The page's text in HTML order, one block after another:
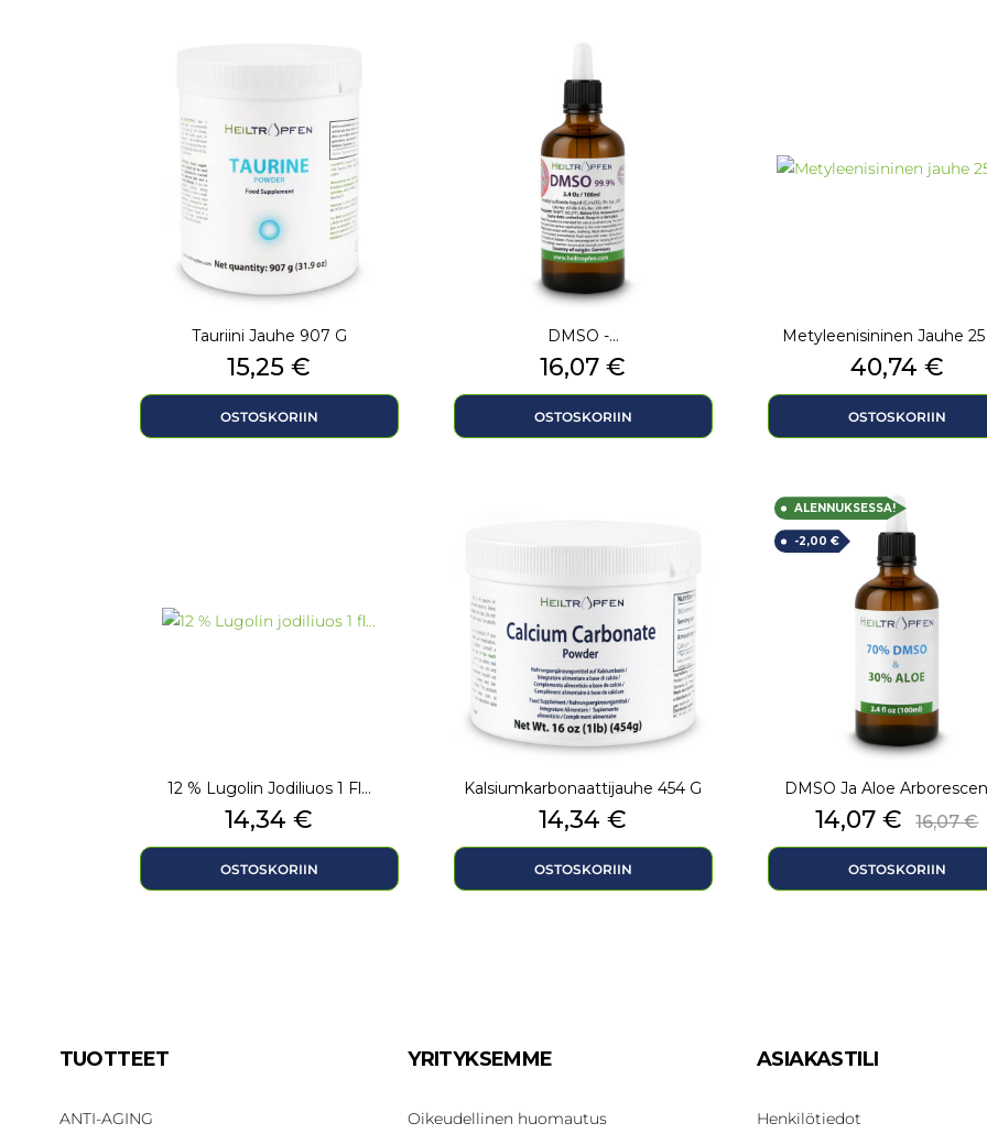
Tauriini Jauhe 907 G
Hinta
15,25 €
OSTOSKORIIN
DMSO -...
Hinta
16,07 €
OSTOSKORIIN
Metyleenisininen Jauhe 25
Hinta
40,74 €
OSTOSKORIIN
12 % Lugolin Jodiliuos 1 Fl...
Hinta
14,34 €
OSTOSKORIIN
Kalsiumkarbonaattijauhe 454 G
Hinta
14,34 €
OSTOSKORIIN
DMSO Ja Aloe
Hinta
14,07 € 16,07 €
OSTOSKORIIN
ALENNUKSESSA!
-2,00 €
TUOTTEET
ANTI-AGING
YRITYKSEMME
Oikeudellinen huomautus
ASIAKASTILI
Henkilötiedot